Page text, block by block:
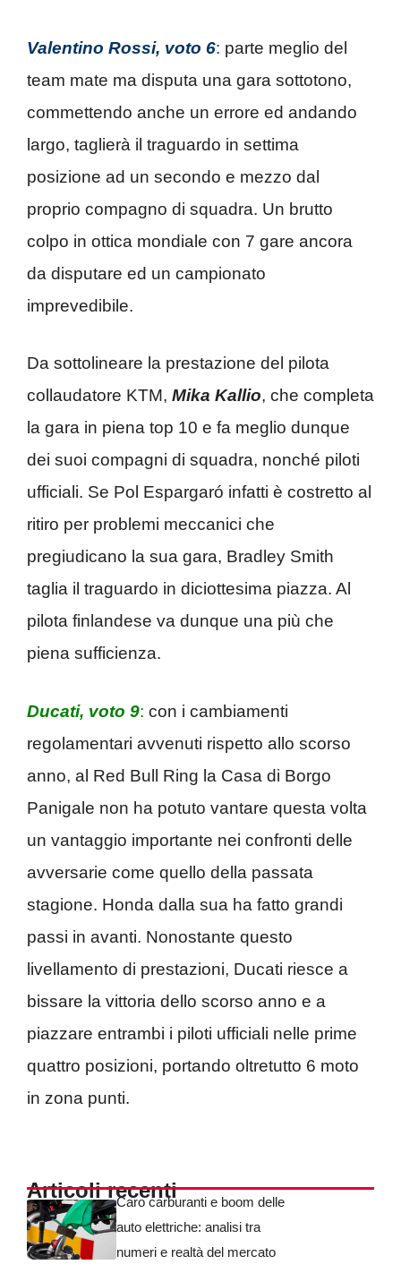
Valentino Rossi, voto 6: parte meglio del
team mate ma disputa una gara sottotono,
commettendo anche un errore ed andando
largo, taglierà il traguardo in settima
posizione ad un secondo e mezzo dal
proprio compagno di squadra. Un brutto
colpo in ottica mondiale con 7 gare ancora
da disputare ed un campionato
imprevedibile.
Da sottolineare la prestazione del pilota
collaudatore KTM, Mika Kallio, che completa
la gara in piena top 10 e fa meglio dunque
dei suoi compagni di squadra, nonché piloti
ufficiali. Se Pol Espargaró infatti è costretto al
ritiro per problemi meccanici che
pregiudicano la sua gara, Bradley Smith
taglia il traguardo in diciottesima piazza. Al
pilota finlandese va dunque una più che
piena sufficienza.
Ducati, voto 9: con i cambiamenti
regolamentari avvenuti rispetto allo scorso
anno, al Red Bull Ring la Casa di Borgo
Panigale non ha potuto vantare questa volta
un vantaggio importante nei confronti delle
avversarie come quello della passata
stagione. Honda dalla sua ha fatto grandi
passi in avanti. Nonostante questo
livellamento di prestazioni, Ducati riesce a
bissare la vittoria dello scorso anno e a
piazzare entrambi i piloti ufficiali nelle prime
quattro posizioni, portando oltretutto 6 moto
in zona punti.
Articoli recentiCaro carburanti e boom delle
auto elettriche: analisi tra
numeri e realtà del mercato